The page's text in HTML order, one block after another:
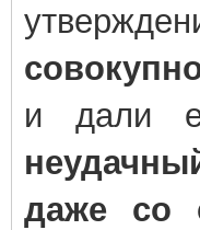
и дали
даже со